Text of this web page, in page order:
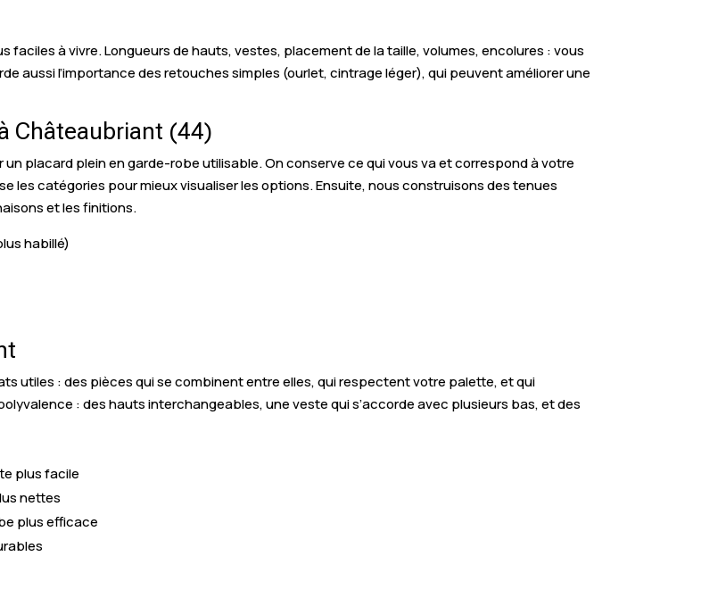
faciles à vivre. Longueurs de hauts, vestes, placement de la taille, volumes, encolures : vous
aussi l’importance des retouches simples (ourlet, cintrage léger), qui peuvent améliorer une
Châteaubriant (44)
placard plein en garde-robe utilisable. On conserve ce qui vous va et correspond à votre
les catégories pour mieux visualiser les options. Ensuite, nous construisons des tenues
et les finitions.
habillé)
utiles : des pièces qui se combinent entre elles, qui respectent votre palette, et qui
: des hauts interchangeables, une veste qui s’accorde avec plusieurs bas, et des
plus facile
nettes
plus efficace